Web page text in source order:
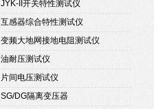
JYK-II开关特性测试仪
互感器综合特性测试仪
变频大地网接地电阻测试仪
油耐压测试仪
片间电压测试仪
SG/DG隔离变压器